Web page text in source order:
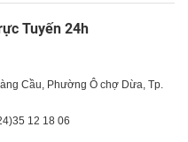
Tuyến 24h
Cầu, Phường Ô chợ Dừa, Tp.
35 12 18 06